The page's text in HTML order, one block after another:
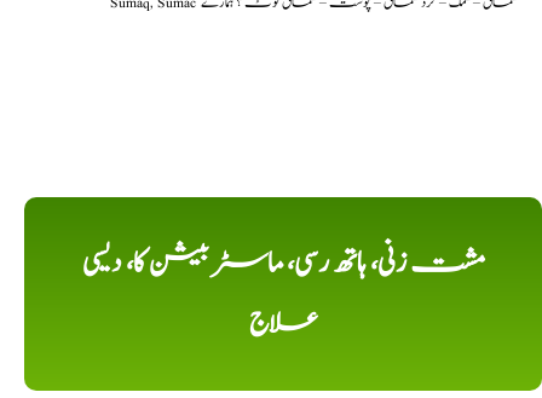
مشت زنی، ہاتھ رسی، ماسٹر بیشن کا، دیسی
علاج